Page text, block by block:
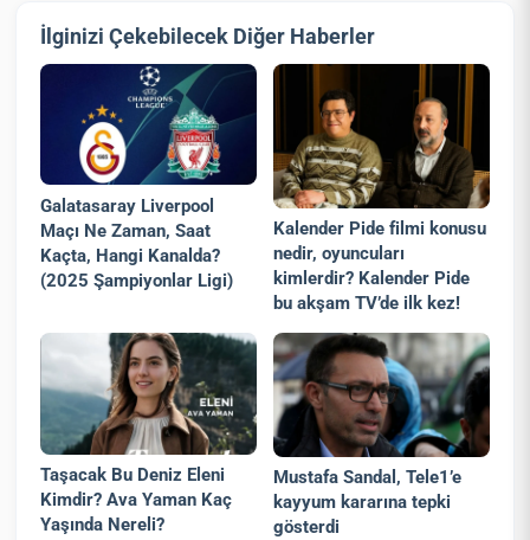
İlginizi Çekebilecek Diğer Haberler
Galatasaray Liverpool
Maçı Ne Zaman, Saat
Kaçta, Hangi Kanalda?
(2025 Şampiyonlar Ligi)
Kalender Pide filmi konusu
nedir, oyuncuları
kimlerdir? Kalender Pide
bu akşam TV’de ilk kez!
Taşacak Bu Deniz Eleni
Kimdir? Ava Yaman Kaç
Yaşında Nereli?
Mustafa Sandal, Tele1’e
kayyum kararına tepki
gösterdi